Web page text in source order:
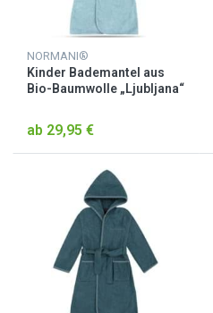
NORMANI®
Kinder Bademantel aus
Bio-Baumwolle „Ljubljana“
ab 29,95 €